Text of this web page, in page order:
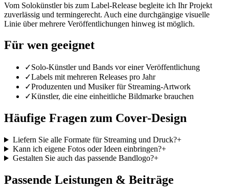
Vom Solokünstler bis zum Label-Release begleite ich Ihr Projekt
zuverlässig und termingerecht. Auch eine durchgängige visuelle
Linie über mehrere Veröffentlichungen hinweg ist möglich.
Für wen geeignet
✓Solo-Künstler und Bands vor einer Veröffentlichung
✓Labels mit mehreren Releases pro Jahr
✓Produzenten und Musiker für Streaming-Artwork
✓Künstler, die eine einheitliche Bildmarke brauchen
Häufige Fragen zum Cover-Design
Liefern Sie alle Formate für Streaming und Druck?+
Kann ich eigene Fotos oder Ideen einbringen?+
Gestalten Sie auch das passende Bandlogo?+
Passende Leistungen & Beiträge